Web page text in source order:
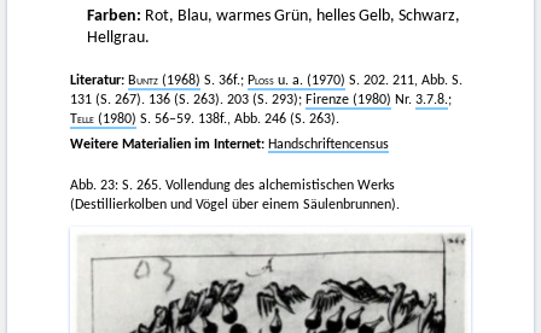
Farben: Rot, Blau, warmes Grün, helles Gelb, Schwarz,
Hellgrau.
Literatur: Buntz (1968) S. 36f.; Ploss u. a. (1970) S. 202. 211, Abb. S.
131 (S. 267). 136 (S. 263). 203 (S. 293); Firenze (1980) Nr. 3.7.8.;
Telle (1980) S. 56–59. 138f., Abb. 246 (S. 263).
Weitere Materialien im Internet: Handschriftencensus
Abb. 23: S. 265. Vollendung des alchemistischen Werks
(Destillierkolben und Vögel über einem Säulenbrunnen).